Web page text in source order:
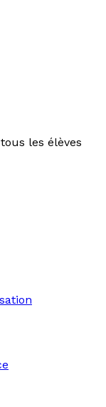
les élèves